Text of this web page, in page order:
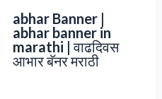
abhar Banner |
abhar banner in
marathi | वाढदिवस
आभार बॅनर मराठी